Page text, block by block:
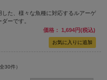
した、様々な魚種に対応するルアーゲ
ーです。
価格： 1,694円(税込)
全30件）